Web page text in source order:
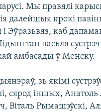
Мы правялі
далейшыя крокі
і Эўразьвяз, каб
пасьля
амбасады ў Менску.
зь якімі
сярод іншых, Анатоль
Віталь Рымашэўскі,